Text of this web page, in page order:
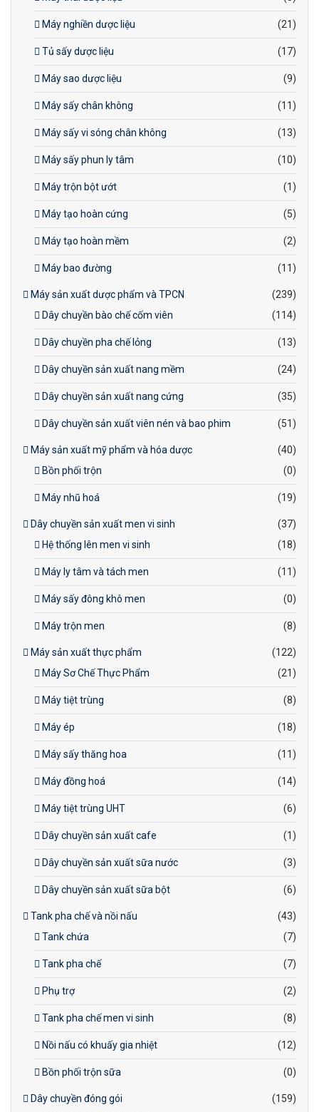
Máy nghiền dược liệu (21)
Tủ sấy dược liệu (17)
Máy sao dược liệu (9)
Máy sấy chân không (11)
Máy sấy vi sóng chân không (13)
Máy sấy phun ly tâm (10)
Máy trộn bột ướt (1)
Máy tạo hoàn cứng (5)
Máy tạo hoàn mềm (2)
Máy bao đường (11)
Máy sản xuất dược phẩm và TPCN
(239)
Dây chuyền bào chế cốm viên
(114)
Dây chuyền pha chế lỏng (13)
Dây chuyền sản xuất nang mềm (24)
Dây chuyền sản xuất nang cứng (35)
Dây chuyền sản xuất viên nén và bao phim (51)
Máy sản xuất mỹ phẩm và hóa dược
(40)
Bồn phối trộn
(0)
Máy nhũ hoá (19)
Dây chuyền sản xuất men vi sinh
(37)
Hệ thống lên men vi sinh
(18)
Máy ly tâm và tách men (11)
Máy sấy đông khô men (0)
Máy trộn men (8)
Máy sản xuất thực phẩm
(122)
Máy Sơ Chế Thực Phẩm
(21)
Máy tiệt trùng (8)
Máy ép (18)
Máy sấy thăng hoa (11)
Máy đồng hoá (14)
Máy tiệt trùng UHT (6)
Dây chuyền sản xuất cafe (1)
Dây chuyền sản xuất sữa nước (3)
Dây chuyền sản xuất sữa bột (6)
Tank pha chế và nồi nấu
(43)
Tank chứa
(7)
Tank pha chế (7)
Phụ trợ (2)
Tank pha chế men vi sinh (8)
Nồi nấu có khuấy gia nhiệt (12)
Bồn phối trộn sữa (0)
Dây chuyền đóng gói
(159)